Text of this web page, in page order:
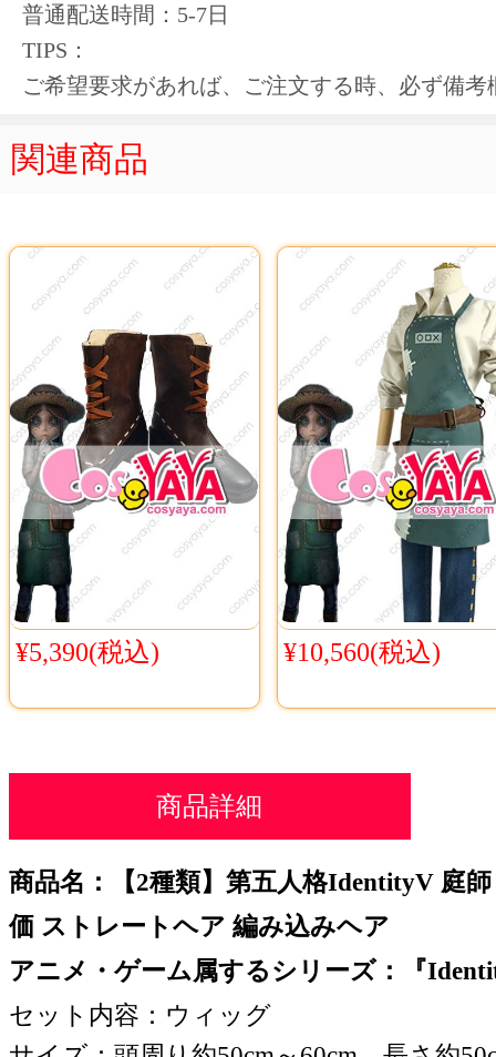
普通配送時間：5-7日
TIPS：
ご希望要求があれば、ご注文する時、必ず備
関連商品
¥5,390(税込) ¥10,560(税込)
商品詳細
商品名：【2種類】第五人格IdentityV 庭
価 ストレートヘア 編み込みヘア
アニメ・ゲーム属するシリーズ：『
セット内容：ウィッグ